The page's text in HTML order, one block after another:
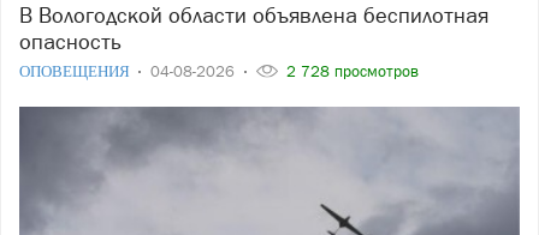
В Вологодской области объявлена беспилотная
опасность
ОПОВЕЩЕНИЯ 04-08-2026 2 728 просмотров